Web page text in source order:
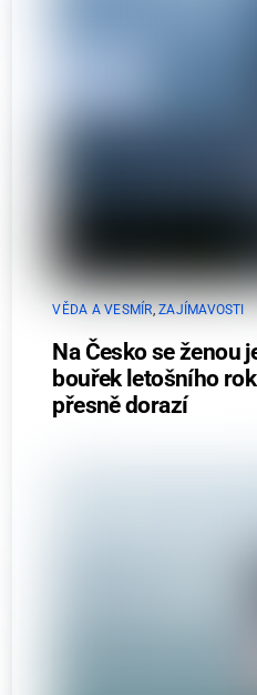
VĚDA A VESMÍR,ZAJÍMAVOSTI
Na Česko se ženou
bouřek letošního
přesně dorazí